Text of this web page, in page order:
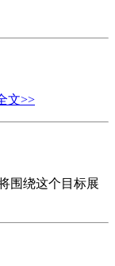
文>>
围绕这个目标展